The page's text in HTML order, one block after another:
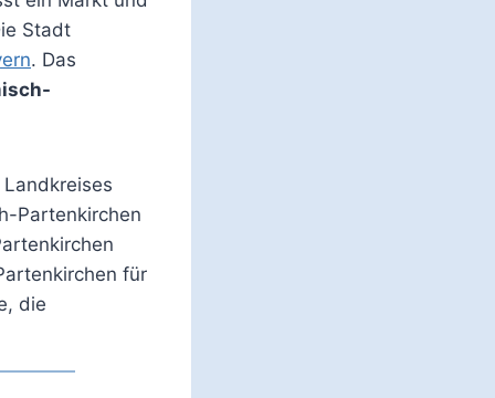
Stadt
. Das
Partenkirchen
für
die